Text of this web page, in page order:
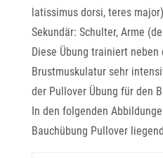
latissimus dorsi, teres major)
Sekundär: Schulter, Arme
Diese Übung trainiert neben
Brustmuskulatur sehr
der Pullover Übung für den
In den folgenden
Bauchübung Pullover